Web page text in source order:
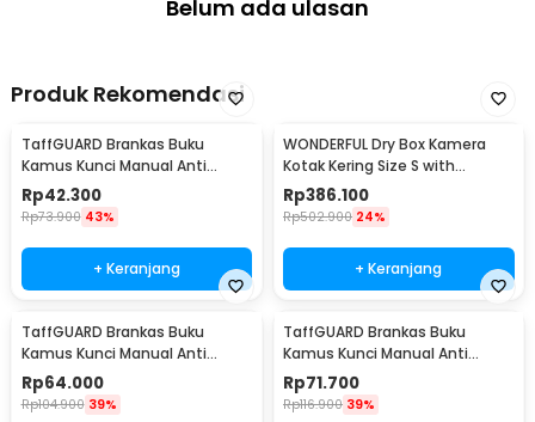
Belum ada ulasan
Produk Rekomendasi
TaffGUARD Brankas Buku
Kamus Kunci Manual Anti
Maling Hidden Safe Box Kecil -
KB-10L
Rp42.300
Rp73.900 43%
+ Keranjang
WONDERFUL Dry Box Kamera
Kotak Kering Size S with
Dehumidifier - DB-2820
Rp386.100
Rp502.900 24%
+ Keranjang
TaffGUARD Brankas Buku
Kamus Kunci Manual Anti
Maling Hidden Safe Box Sedang
- KB-10L
Rp64.000
Rp104.900 39%
TaffGUARD Brankas Buku
Kamus Kunci Manual Anti
Maling Hidden Safe Box Besar -
KB-10L
Rp71.700
Rp116.900 39%